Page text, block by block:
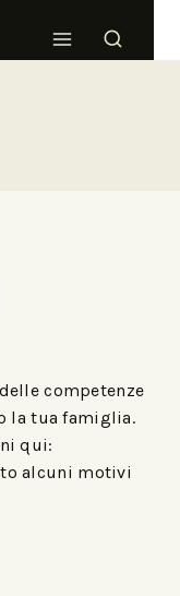
competenze
la tua famiglia.
qui:
alcuni motivi